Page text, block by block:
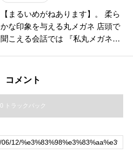
【まるいめがねあります】。 柔ら
かな印象を与える丸メガネ 店頭で
聞こえる会話では 『私丸メガネ似
コメント
0 トラックバック